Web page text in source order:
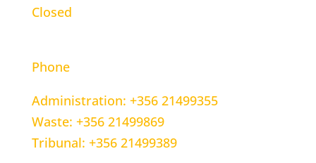
Closed
Phone
Administration: +356 21499355
Waste: +356 21499869
Tribunal: +356 21499389